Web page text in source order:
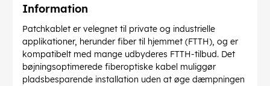
Information
Patchkablet er velegnet til private og industrielle
applikationer, herunder fiber til hjemmet (FTTH), og er
kompatibelt med mange udbyderes FTTH-tilbud. Det
bøjningsoptimerede fiberoptiske kabel muliggør
pladsbesparende installation uden at øge dæmpningen